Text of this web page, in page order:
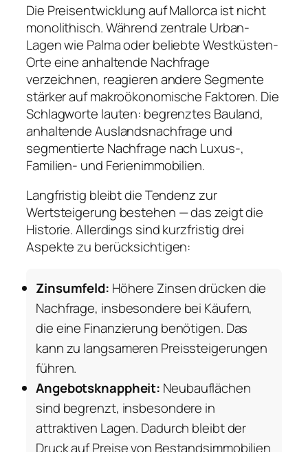
Die Preisentwicklung auf Mallorca ist nicht
monolithisch. Während zentrale Urban-
Lagen wie Palma oder beliebte Westküsten-
Orte eine anhaltende Nachfrage
verzeichnen, reagieren andere Segmente
stärker auf makroökonomische Faktoren. Die
Schlagworte lauten: begrenztes Bauland,
anhaltende Auslandsnachfrage und
segmentierte Nachfrage nach Luxus-,
Familien- und Ferienimmobilien.
Langfristig bleibt die Tendenz zur
Wertsteigerung bestehen — das zeigt die
Historie. Allerdings sind kurzfristig drei
Aspekte zu berücksichtigen:
Zinsumfeld: Höhere Zinsen drücken die
Nachfrage, insbesondere bei Käufern,
die eine Finanzierung benötigen. Das
kann zu langsameren Preissteigerungen
führen.
Angebotsknappheit: Neubauflächen
sind begrenzt, insbesondere in
attraktiven Lagen. Dadurch bleibt der
Druck auf Preise von Bestandsimmobilien